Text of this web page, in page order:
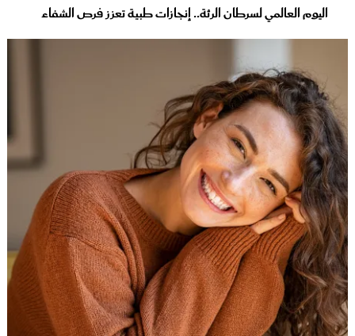
اليوم العالمي لسرطان الرئة.. إنجازات طبية تعزز فرص الشفاء